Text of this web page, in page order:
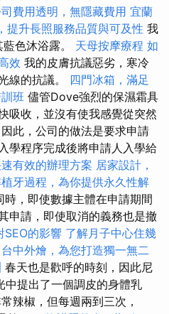
費用透明，無隱藏費用 宜蘭
提升長照服務品質與可及性 我
色沐浴露。 天母按摩療程 如
效 我的皮膚抗議惡劣，寒冷
線的抗議。 四門冰箱，滿足
班 儘管Dove強烈的保濕霜具
吸收，並沒有使我感覺從突然
此，公司的做法是要求申請
學程序完成後將申請人入學給
有效的辦理方案 居家設計，
牙過程，為你提供永久性解
時，即使數據主體在申請期間
申請，即使取消的義務也是撤
SEO的影響 了解月子中心住幾
台中外燴，為您打造獨一無二
春天也是歡呼的時刻，因此尼
提出了一個調皮的身體乳
辣椒，但每週兩到三次，